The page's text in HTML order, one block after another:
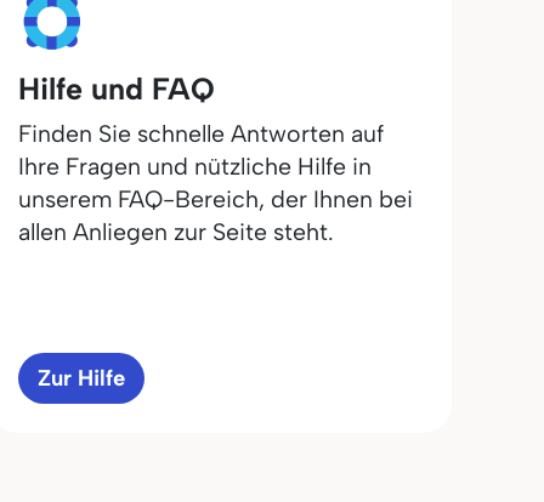
Hilfe und FAQ
Finden Sie schnelle Antworten auf
Ihre Fragen und nützliche Hilfe in
unserem FAQ-Bereich, der Ihnen bei
allen Anliegen zur Seite steht.
Zur Hilfe